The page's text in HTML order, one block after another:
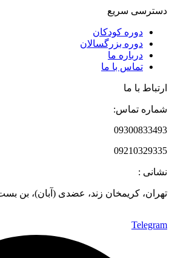
دسترسی سریع
دوره‌ کودکان
دوره‌ بزرگسالان
درباره ما
تماس با ما
ارتباط با ما
شماره تماس:
09300833493
09210329335
نشانی :
تهران، کریمخان زند، عضدی (آبان)، بن
Telegram